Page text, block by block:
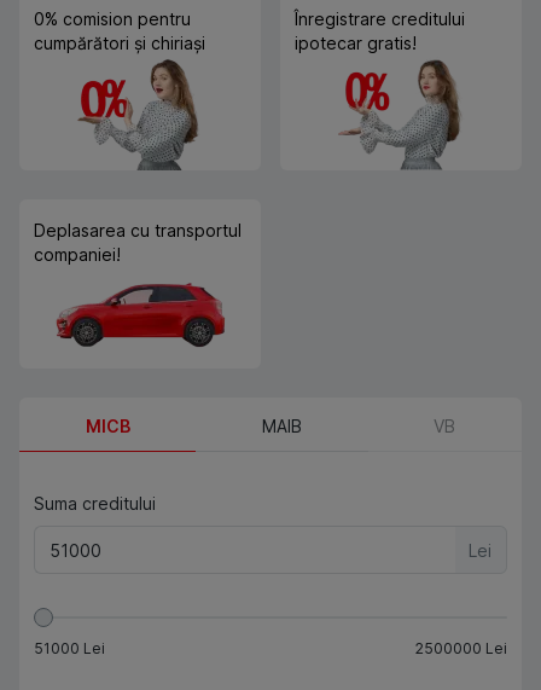
0% comision pentru
cumpărători și chiriași
Înregistrare creditului
ipotecar gratis!
Deplasarea cu transportul
companiei!
MICB MAIB VB
Suma creditului
Lei
51000 Lei 2500000 Lei